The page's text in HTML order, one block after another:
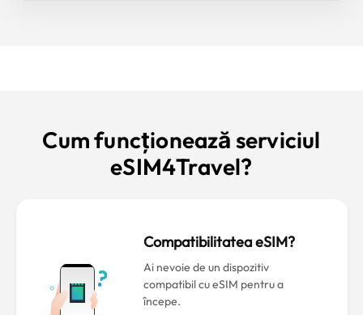
Cum funcționează serviciul
eSIM4Travel?
Compatibilitatea eSIM?
Ai nevoie de un dispozitiv
compatibil cu eSIM pentru a
începe.